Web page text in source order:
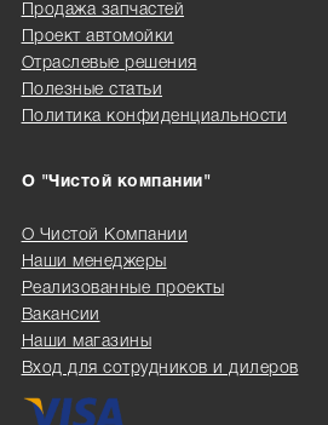
Продажа запчастей
Проект автомойки
Отраслевые решения
Полезные статьи
Политика конфиденциальности
О "Чистой компании"
О Чистой Компании
Наши менеджеры
Реализованные проекты
Вакансии
Наши магазины
Вход для сотрудников и дилеров